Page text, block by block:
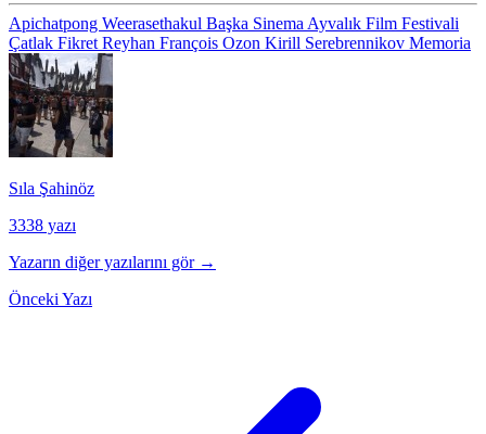
Apichatpong Weerasethakul Başka Sinema Ayvalık Film Festivali
Çatlak Fikret Reyhan François Ozon Kirill Serebrennikov Memoria
Sıla Şahinöz
3338 yazı
Yazarın diğer yazılarını gör →
Önceki Yazı